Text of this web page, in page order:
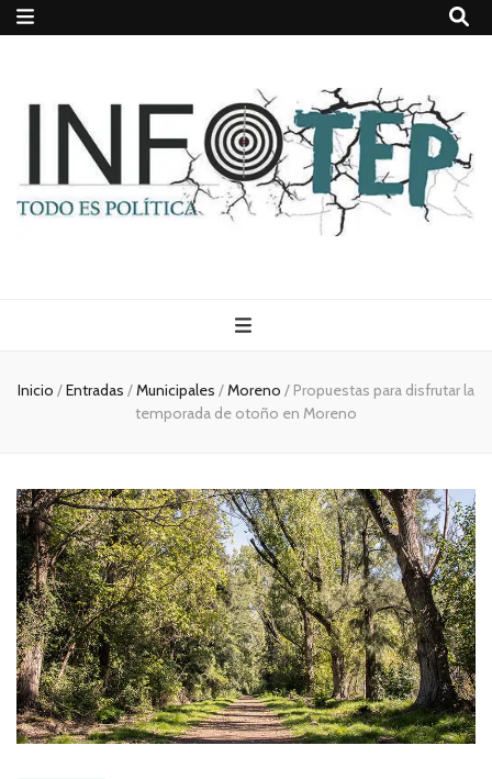
Todo es
(rosca)
política
Inicio /Entradas /Municipales /Moreno / Propuestas para disfrutar la
temporada de otoño en Moreno